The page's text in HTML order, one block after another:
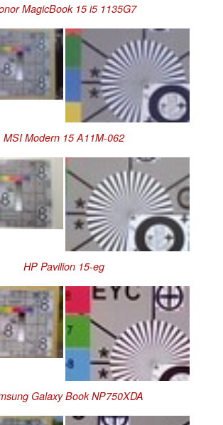
MagicBook 15 i5 1135G7
MSI Modern 15 A11M-062
HP Pavilion 15-eg
Galaxy Book NP750XDA